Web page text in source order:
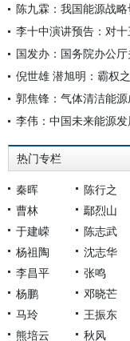
陈九霖：我国能源战
李十中演讲预告：对
倪世雄 潜旭明：霸权
郭焦锋：气体清洁能
李伟：中国未来能源
热门专栏
秦晖 陈行之
曹林
鄢烈山
于建嵘
陈志武
杨祖陶
沈志华
李昌平
张鸣
杨鹏
邓晓芒
马玲
王振东
熊培云
秋风